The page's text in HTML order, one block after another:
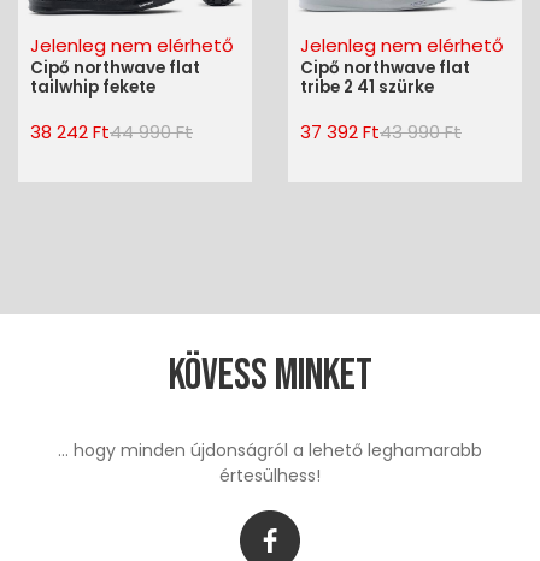
Jelenleg nem elérhető
Cipő northwave flat
tailwhip fekete
38 242 Ft44 990 Ft
Jelenleg nem elérhető
Cipő northwave flat
tribe 2 41 szürke
37 392 Ft43 990 Ft
Kövess minket
... hogy minden újdonságról a lehető leghamarabb
értesülhess!